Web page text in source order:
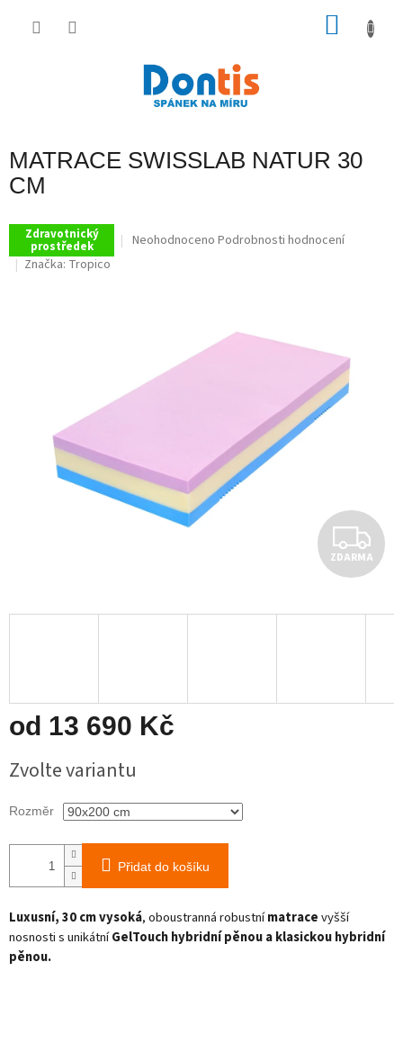
MATRACE SWISSLAB NATUR 30
CM
Zdravotnický
prostředek
Průměrné
hvězdiček.
Neohodnoceno Podrobnosti hodnocení
Značka: Tropico
Z
D
A
ZDARMA
od 13 690 Kč
cena:
Zvolte variantu
Rozměr
Přidat do košíku
Luxusní, 30 cm vysoká, oboustranná robustnímatracevyšší
nosnosti s unikátníGelTouch hybridní pěnou a klasickou hybridní
pěnou.